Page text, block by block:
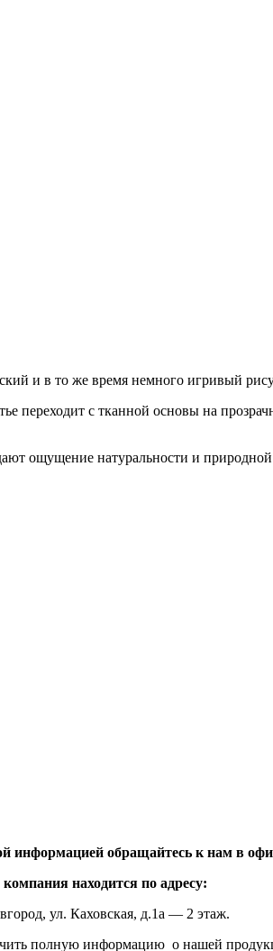
и в то же время немного игривый
переходит с тканной основы на
ощущение натуральности и природной
информацией обращайтесь к нам в
находится по адресу:
ул. Каховская, д.1а — 2 этаж.
полную информацию о нашей